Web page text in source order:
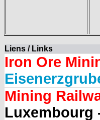
Liens / Links
Iron Ore
Mining
Luxembourg